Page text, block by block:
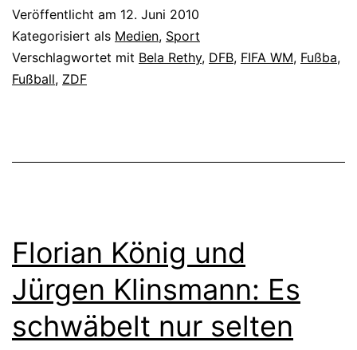
Veröffentlicht am 12. Juni 2010
Kategorisiert als Medien, Sport
Verschlagwortet mit Bela Rethy, DFB, FIFA WM, Fußba,
Fußball, ZDF
Florian König und
Jürgen Klinsmann: Es
schwäbelt nur selten